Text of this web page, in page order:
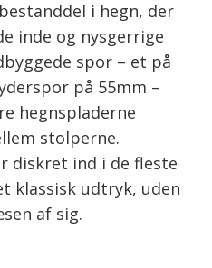
i hegn, der
inde og nysgerrige
spor – et på
på 55mm –
hegnspladerne
stolperne.
diskret ind i de fleste
klassisk udtryk, uden
af sig.